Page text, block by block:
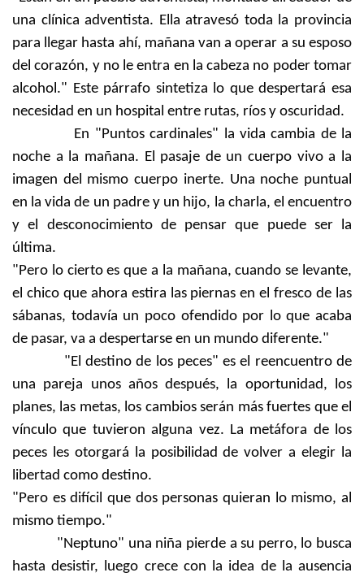
una clínica adventista. Ella atravesó toda la provincia
para llegar hasta ahí, mañana van a operar a su esposo
del corazón, y no le entra en la cabeza no poder tomar
alcohol." Este párrafo sintetiza lo que despertará esa
necesidad en un hospital entre rutas, ríos y oscuridad.
En "Puntos cardinales" la vida cambia de la
noche a la mañana. El pasaje de un cuerpo vivo a la
imagen del mismo cuerpo inerte. Una noche puntual
en la vida de un padre y un hijo, la charla, el encuentro
y el desconocimiento de pensar que puede ser la
última.
"Pero lo cierto es que a la mañana, cuando se levante,
el chico que ahora estira las piernas en el fresco de las
sábanas, todavía un poco ofendido por lo que acaba
de pasar, va a despertarse en un mundo diferente."
"El destino de los peces" es el reencuentro de
una pareja unos años después, la oportunidad, los
planes, las metas, los cambios serán más fuertes que el
vínculo que tuvieron alguna vez. La metáfora de los
peces les otorgará la posibilidad de volver a elegir la
libertad como destino.
"Pero es difícil que dos personas quieran lo mismo, al
mismo tiempo."
"Neptuno" una niña pierde a su perro, lo busca
hasta desistir, luego crece con la idea de la ausencia